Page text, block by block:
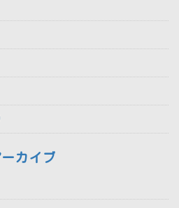
ーカイブ